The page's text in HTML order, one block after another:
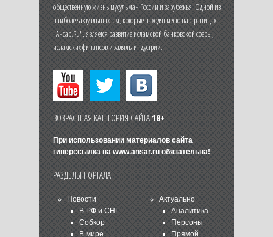
общественную жизнь мусульман России и зарубежья. Одной из
наиболее актуальных тем, которые находят место на страницах
"Ансар.Ru", является развитие исламской банковской сферы,
исламских финансов и халяль-индустрии.
ВОЗРАСТНАЯ КАТЕГОРИЯ САЙТА18+
При использовании материалов сайта
гиперссылка на www.ansar.ruобязательна!
РАЗДЕЛЫ ПОРТАЛА
Новости
В РФ и СНГ
Собкор
В мире
Актуально
Аналитика
Персоны
Прямой